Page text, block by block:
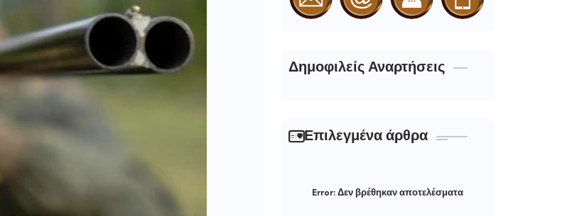
Δημοφιλείς Αναρτήσεις
Επιλεγμένα άρθρα
Error: Δεν βρέθηκαν αποτελέσματα